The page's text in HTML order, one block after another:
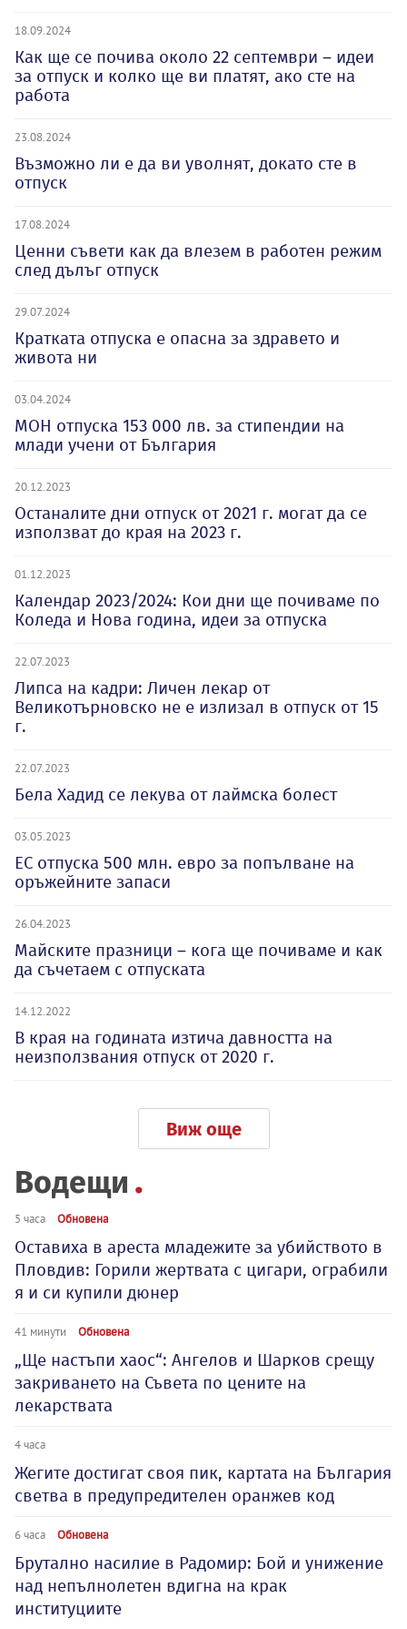
18.09.2024
Как ще се почива около 22 септември – идеи
за отпуск и колко ще ви платят, ако сте на
работа
23.08.2024
Възможно ли е да ви уволнят, докато сте в
отпуск
17.08.2024
Ценни съвети как да влезем в работен режим
след дълъг отпуск
29.07.2024
Кратката отпуска е опасна за здравето и
живота ни
03.04.2024
МОН отпуска 153 000 лв. за стипендии на
млади учени от България
20.12.2023
Останалите дни отпуск от 2021 г. могат да се
използват до края на 2023 г.
01.12.2023
Календар 2023/2024: Кои дни ще почиваме по
Коледа и Нова година, идеи за отпуска
22.07.2023
Липса на кадри: Личен лекар от
Великотърновско не е излизал в отпуск от 15
г.
22.07.2023
Бела Хадид се лекува от лаймска болест
03.05.2023
ЕС отпуска 500 млн. евро за попълване на
оръжейните запаси
26.04.2023
Майските празници – кога ще почиваме и как
да съчетаем с отпуската
14.12.2022
В края на годината изтича давността на
неизползвания отпуск от 2020 г.
Виж още
Водещи
5 часа Обновена
Оставиха в ареста младежите за убийството в
Пловдив: Горили жертвата с цигари, ограбили
я и си купили дюнер
41 минути Обновена
„Ще настъпи хаос“: Ангелов и Шарков срещу
закриването на Съвета по цените на
лекарствата
4 часа
Жегите достигат своя пик, картата на България
светва в предупредителен оранжев код
6 часа Обновена
Брутално насилие в Радомир: Бой и унижение
над непълнолетен вдигна на крак
институциите